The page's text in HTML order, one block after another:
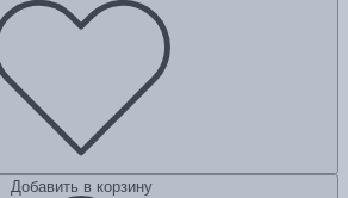
Добавить в корзину